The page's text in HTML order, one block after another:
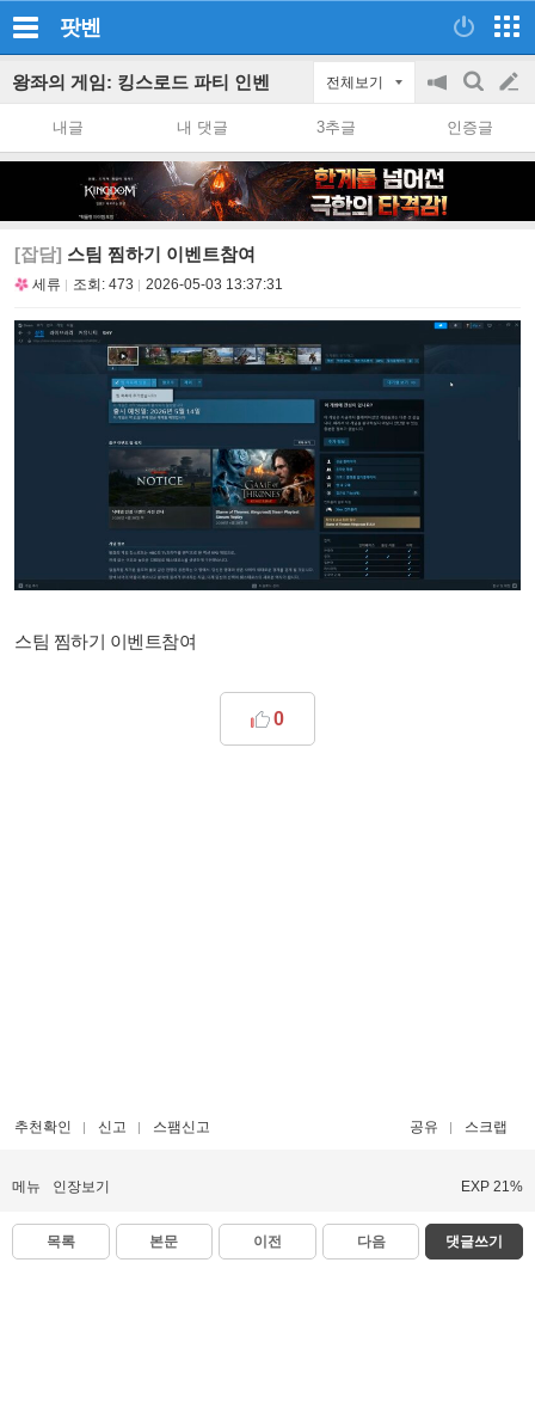
팟벤
왕좌의 게임: 킹스로드 파티 인벤 전체보기
공
on/off
검
색
글
쓰
내글 내 댓글 3추글 인증글
[잡담] 스팀 찜하기 이벤트참여
세류 조회: 473 2026-05-03 13:37:31
스팀 찜하기 이벤트참여
0
추천확인 신고 스팸신고 공유 스크랩
메뉴 인장보기 EXP 21%
목록 본문 이전 다음 댓글쓰기